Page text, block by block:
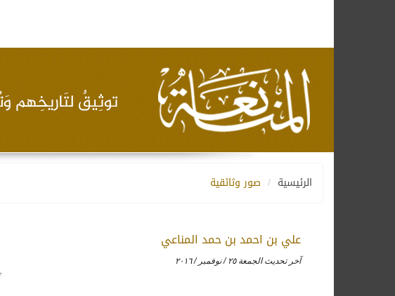
الرئيسية صور وثائقية
علي بن احمد بن حمد المناعي
آخر تحديث الجمعة ٢٥ / نوفمبر / ٢٠١٦